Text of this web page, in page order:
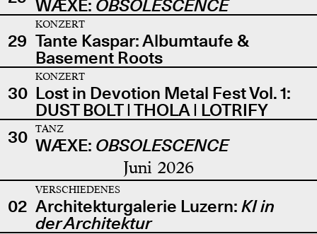
WÆXE: OBSOLESCENCE
29
KONZERT
Tante Kaspar: Albumtaufe &
Basement Roots
30
KONZERT
Lost in Devotion Metal Fest Vol. 1:
DUST BOLT | THOLA | LOTRIFY
30
TANZ
WÆXE: OBSOLESCENCE
Juni 2026
02
VERSCHIEDENES
Architekturgalerie Luzern: KI in
der Architektur